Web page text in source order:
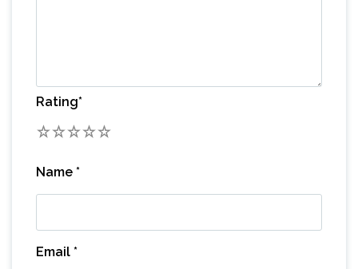
Rating*
5
4
3
2
Name *
Email *